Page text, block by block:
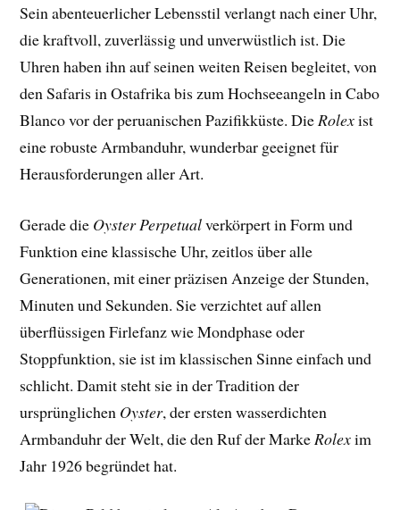
Sein abenteuerlicher Lebensstil verlangt nach einer Uhr,
die kraftvoll, zuverlässig und unverwüstlich ist. Die
Uhren haben ihn auf seinen weiten Reisen begleitet, von
den Safaris in Ostafrika bis zum Hochseeangeln in Cabo
Blanco vor der peruanischen Pazifikküste. DieRolexist
eine robuste Armbanduhr, wunderbar geeignet für
Herausforderungen aller Art.
Gerade die Oyster Perpetualverkörpert in Form und
Funktion eine klassische Uhr, zeitlos über alle
Generationen, mit einer präzisen Anzeige der Stunden,
Minuten und Sekunden. Sie verzichtet auf allen
überflüssigen Firlefanz wie Mondphase oder
Stoppfunktion, sie ist im klassischen Sinne einfach und
schlicht. Damit steht sie in der Tradition der
ursprünglichen Oyster, der ersten wasserdichten
Armbanduhr der Welt, die den Ruf der MarkeRolexim
Jahr 1926 begründet hat.